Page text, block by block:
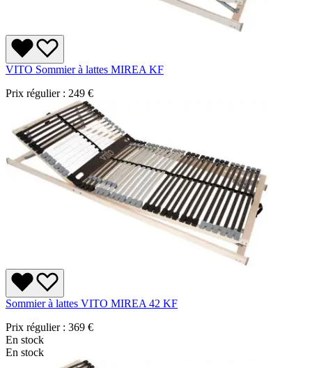
VITO Sommier à lattes MIREA KF
Prix régulier : 249 €
Sommier à lattes VITO MIREA 42 KF
Prix régulier : 369 €
En stock
En stock